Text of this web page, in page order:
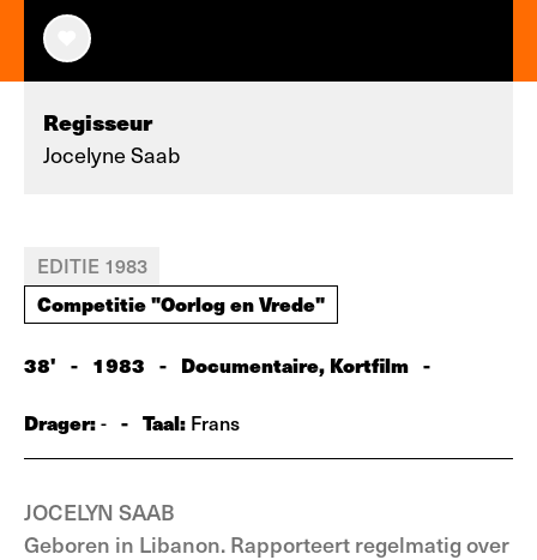
Regisseur
Jocelyne Saab
EDITIE 1983
Competitie "Oorlog en Vrede"
38' - 1983 - Documentaire, Kortfilm -
Drager:- - Taal: Frans
JOCELYN SAAB
Geboren in Libanon. Rapporteert regelmatig over